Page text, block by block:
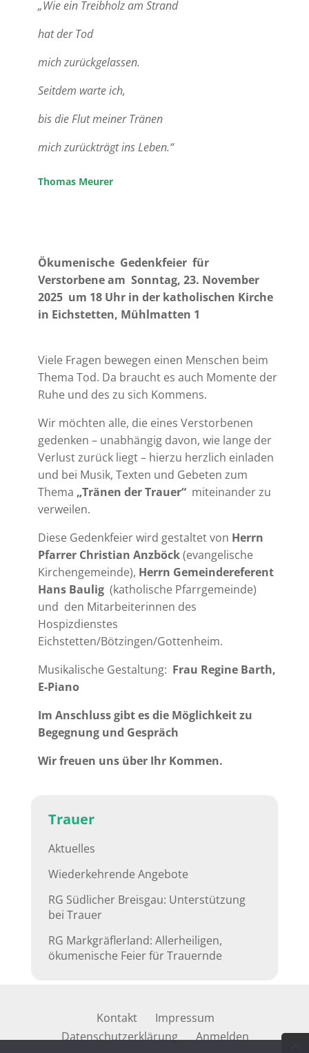
„Wie ein Treibholz am Strand
hat der Tod
mich zurückgelassen.
Seitdem warte ich,
bis die Flut meiner Tränen
mich zurückträgt ins Leben.“
Thomas Meurer
Ökumenische Gedenkfeier für
Verstorbeneam Sonntag, 23. November
2025 um 18 Uhr in der katholischen Kirche
in Eichstetten, Mühlmatten 1
Viele Fragen bewegen einen Menschen beim
Thema Tod. Da braucht es auch Momente der
Ruhe und des zu sich Kommens.
Wir möchten alle, die eines Verstorbenen
gedenken – unabhängig davon, wie lange der
Verlust zurück liegt – hierzu herzlich einladen
und bei Musik, Texten und Gebeten zum
Thema „Tränen der Trauer“ miteinander zu
verweilen.
Diese Gedenkfeier wird gestaltet von Herrn
Pfarrer Christian Anzböck(evangelische
Kirchengemeinde), Herrn Gemeindereferent
Hans Baulig(katholische Pfarrgemeinde)
und den Mitarbeiterinnen des
Hospizdienstes
Eichstetten/Bötzingen/Gottenheim.
Musikalische Gestaltung: Frau Regine Barth,
E-Piano
Im Anschluss gibt es die Möglichkeit zu
Begegnung und Gespräch
Wir freuen uns über Ihr Kommen.
Trauer
Aktuelles
Wiederkehrende Angebote
RG Südlicher Breisgau: Unterstützung
bei Trauer
RG Markgräflerland: Allerheiligen,
ökumenische Feier für Trauernde
Kontakt
Impressum
Datenschutzerklärung
Anmelden